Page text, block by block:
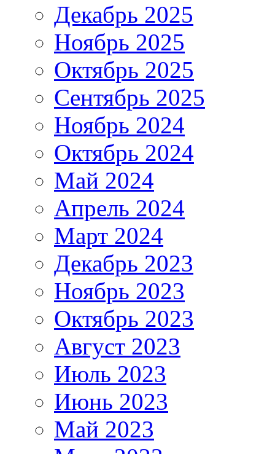
Декабрь 2025
Ноябрь 2025
Октябрь 2025
Сентябрь 2025
Ноябрь 2024
Октябрь 2024
Май 2024
Апрель 2024
Март 2024
Декабрь 2023
Ноябрь 2023
Октябрь 2023
Август 2023
Июль 2023
Июнь 2023
Май 2023